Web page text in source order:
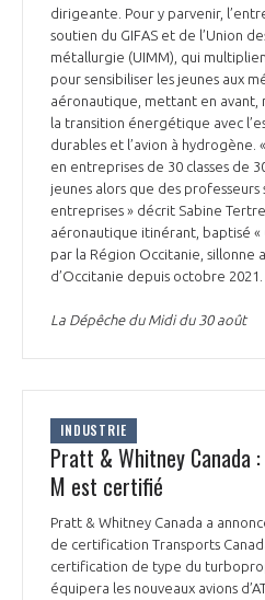
dirigeante. Pour y parvenir,
soutien du GIFAS et de l’Union
métallurgie (UIMM), qui
pour sensibiliser les jeunes aux
aéronautique, mettant en avant,
la transition énergétique avec
durables et l’avion à hydrogène.
en entreprises de 30 classes de
jeunes alors que des professeurs
entreprises » décrit Sabine
aéronautique itinérant, baptisé
par la Région Occitanie, sillonne
d’Occitanie depuis octobre 2021.
La Dépêche du Midi du 30 août
INDUSTRIE
Pratt & Whitney Canada
M est certifié
Pratt & Whitney Canada a
de certification Transports
certification de type du
équipera les nouveaux avions